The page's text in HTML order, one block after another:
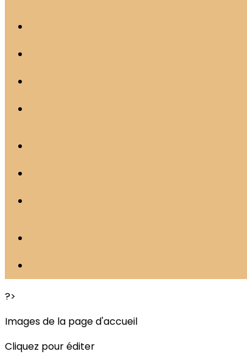
?>
Images de la page d'accueil
Cliquez pour éditer